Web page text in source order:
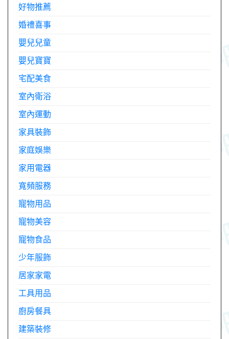
好物推薦
婚禮喜事
嬰兒兒童
嬰兒寶寶
宅配美食
室內衛浴
室內運動
家具裝飾
家庭娛樂
家用電器
寬頻服務
寵物用品
寵物美容
寵物食品
少年服飾
居家家電
工具用品
廚房餐具
建築裝修